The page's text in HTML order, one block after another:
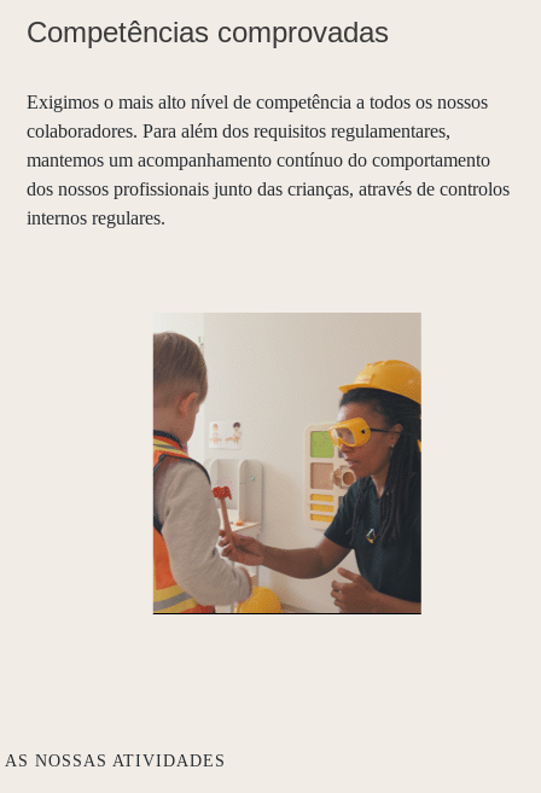
Competências comprovadas
Exigimos o mais alto nível de competência a todos os nossos
colaboradores. Para além dos requisitos regulamentares,
mantemos um acompanhamento contínuo do comportamento
dos nossos profissionais junto das crianças, através de controlos
internos regulares.
AS NOSSAS ATIVIDADES